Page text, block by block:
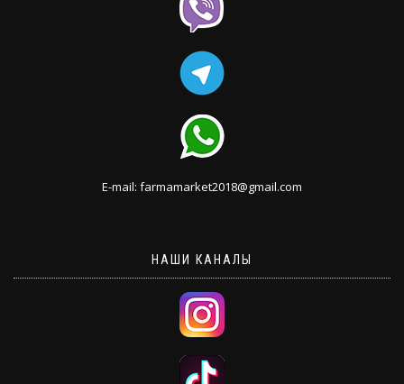
E-mail: farmamarket2018@gmail.com
НАШИ КАНАЛЫ